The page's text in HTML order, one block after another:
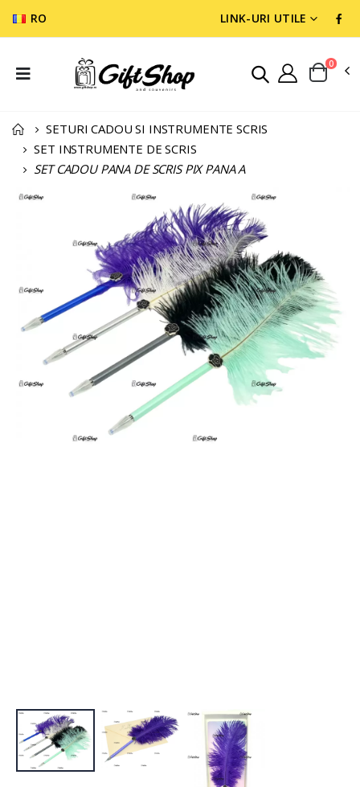
RO LINK-URI UTILE
0
SETURI CADOU SI INSTRUMENTE SCRIS
SET INSTRUMENTE DE SCRIS
SET CADOU PANA DE SCRIS PIX PANA A